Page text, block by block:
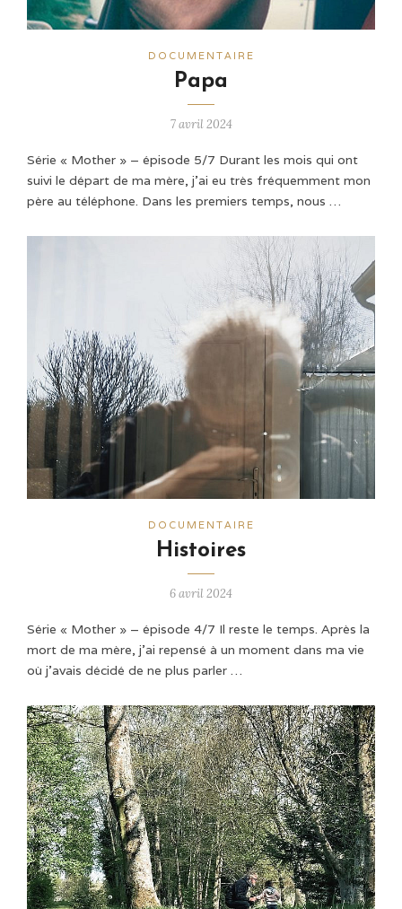
DOCUMENTAIRE
Papa
7 avril 2024
Série « Mother » – épisode 5/7 Durant les mois qui ont
suivi le départ de ma mère, j'ai eu très fréquemment mon
père au téléphone. Dans les premiers temps, nous …
DOCUMENTAIRE
Histoires
6 avril 2024
Série « Mother » – épisode 4/7 Il reste le temps. Après la
mort de ma mère, j’ai repensé à un moment dans ma vie
où j’avais décidé de ne plus parler …